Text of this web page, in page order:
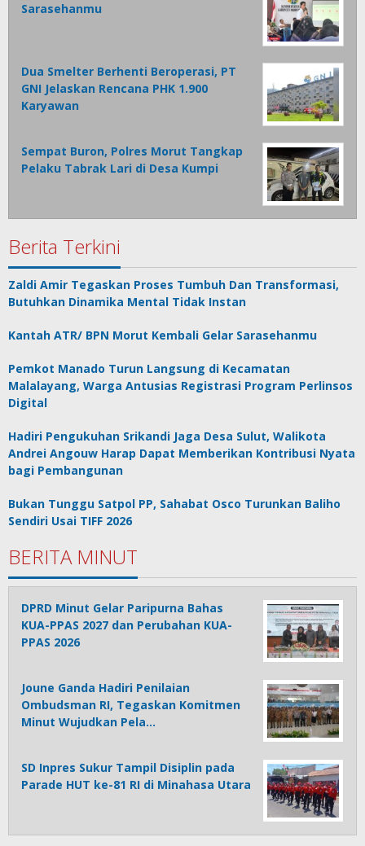
Sarasehanmu
Dua Smelter Berhenti Beroperasi, PT
GNI Jelaskan Rencana PHK 1.900
Karyawan
Sempat Buron, Polres Morut Tangkap
Pelaku Tabrak Lari di Desa Kumpi
Berita Terkini
Zaldi Amir Tegaskan Proses Tumbuh Dan Transformasi,
Butuhkan Dinamika Mental Tidak Instan
Kantah ATR/ BPN Morut Kembali Gelar Sarasehanmu
Pemkot Manado Turun Langsung di Kecamatan
Malalayang, Warga Antusias Registrasi Program Perlinsos
Digital
Hadiri Pengukuhan Srikandi Jaga Desa Sulut, Walikota
Andrei Angouw Harap Dapat Memberikan Kontribusi Nyata
bagi Pembangunan
Bukan Tunggu Satpol PP, Sahabat Osco Turunkan Baliho
Sendiri Usai TIFF 2026
BERITA MINUT
DPRD Minut Gelar Paripurna Bahas
KUA-PPAS 2027 dan Perubahan KUA-
PPAS 2026
Joune Ganda Hadiri Penilaian
Ombudsman RI, Tegaskan Komitmen
Minut Wujudkan Pela…
SD Inpres Sukur Tampil Disiplin pada
Parade HUT ke-81 RI di Minahasa Utara